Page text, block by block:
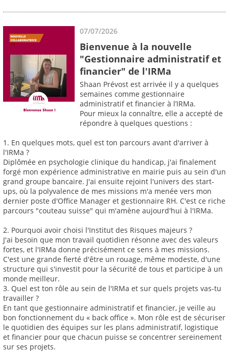
07/07/2026
Bienvenue à la nouvelle
"Gestionnaire administratif et
financier" de l'IRMa
Shaan Prévost est arrivée il y a quelques
semaines comme gestionnaire
administratif et financier à l’IRMa.
Pour mieux la connaître, elle a accepté de
répondre à quelques questions :
1. En quelques mots, quel est ton parcours avant d'arriver à
l'IRMa ?
Diplômée en psychologie clinique du handicap, j'ai finalement
forgé mon expérience administrative en mairie puis au sein d'un
grand groupe bancaire. J'ai ensuite rejoint l'univers des start-
ups, où la polyvalence de mes missions m'a menée vers mon
dernier poste d'Office Manager et gestionnaire RH. C'est ce riche
parcours "couteau suisse" qui m'amène aujourd'hui à l'IRMa.
2. Pourquoi avoir choisi l'Institut des Risques majeurs ?
J'ai besoin que mon travail quotidien résonne avec des valeurs
fortes, et l'IRMa donne précisément ce sens à mes missions.
C'est une grande fierté d'être un rouage, même modeste, d'une
structure qui s'investit pour la sécurité de tous et participe à un
monde meilleur.
3. Quel est ton rôle au sein de l'IRMa et sur quels projets vas-tu
travailler ?
En tant que gestionnaire administratif et financier, je veille au
bon fonctionnement du « back office ». Mon rôle est de sécuriser
le quotidien des équipes sur les plans administratif, logistique
et financier pour que chacun puisse se concentrer sereinement
sur ses projets.